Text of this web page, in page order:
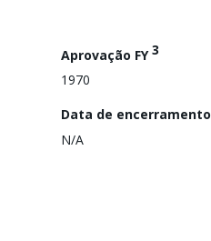
Aprovação FY3
1970
Data de encerramento
N/A